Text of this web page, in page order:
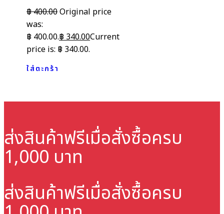
฿400.00Original price
was:
฿ 400.00.฿340.00Current
price is: ฿ 340.00.
ใส่ตะกร้า
ส่งสินค้าฟรีเมื่อสั่งซื้อครบ
1,000 บาท
ส่งสินค้าฟรีเมื่อสั่งซื้อครบ